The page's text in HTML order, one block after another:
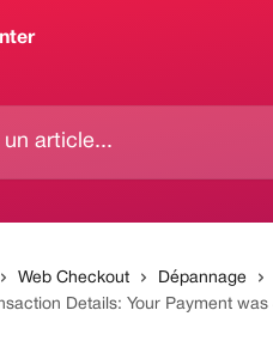
Web Checkout Dépannage
Details: Your Payment was